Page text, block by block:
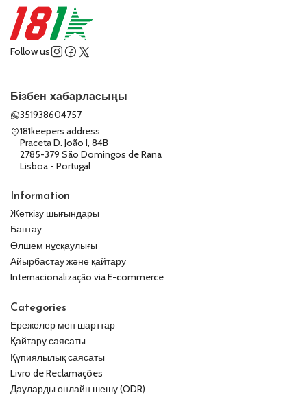
Follow us
Бізбен хабарласыңы
351938604757
181keepers address
Praceta D. João I, 84B
2785-379 São Domingos de Rana
Lisboa - Portugal
Information
Жеткізу шығындары
Баптау
Өлшем нұсқаулығы
Айырбастау және қайтару
Internacionalização via E-commerce
Categories
Ережелер мен шарттар
Қайтару саясаты
Құпиялылық саясаты
Livro de Reclamações
Дауларды онлайн шешу (ODR)